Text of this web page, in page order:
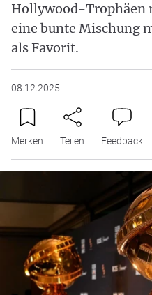
Hollywood-Trophäen
eine bunte Mischung
als Favorit.
08.12.2025
Merken Teilen Feedback